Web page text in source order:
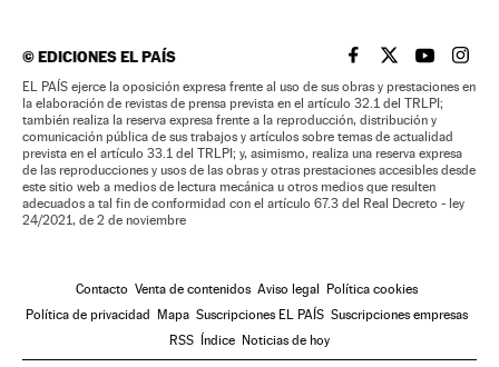
©EDICIONES EL PAÍS EL PAÍS BRASIL EN
EL PAÍSEL PAÍS
EL
EL PAÍS ejerce la oposición expresa frente al uso de sus obras y prestaciones en
la elaboración de revistas de prensa prevista en el artículo 32.1 del TRLPI;
también realiza la reserva expresa frente a la reproducción, distribución y
comunicación pública de sus trabajos y artículos sobre temas de actualidad
prevista en el artículo 33.1 del TRLPI; y, asimismo, realiza una reserva expresa
de las reproducciones y usos de las obras y otras prestaciones accesibles desde
este sitio web a medios de lectura mecánica u otros medios que resulten
adecuados a tal fin de conformidad con el artículo 67.3 del Real Decreto - ley
24/2021, de 2 de noviembre
Contacto Venta de contenidos Aviso legal Política cookies
Política de privacidad Mapa Suscripciones EL PAÍS Suscripciones empresas
RSS Índice Noticias de hoy